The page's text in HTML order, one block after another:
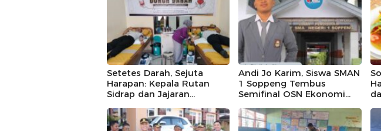
Setetes Darah, Sejuta
Harapan: Kepala Rutan
Sidrap dan Jajaran
Melalui Aksi Donor Darah
Andi Jo Karim, Siswa SMAN
1 Soppeng Tembus
Semifinal OSN Ekonomi